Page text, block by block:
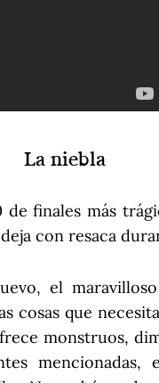
La niebla
finales más
con resaca
el
cosas que
monstruos,
mencionadas,